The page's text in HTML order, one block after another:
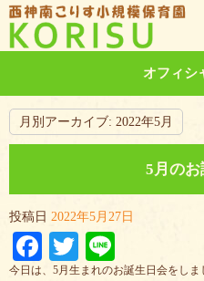
オフィシ
月別アーカイブ: 2022年5月
5月の
投稿日 2022年5月27日
Facebook
Twitter
今日は、5月生まれのお誕生日会をし